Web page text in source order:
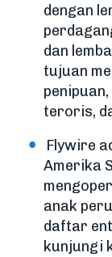
dengan
dan
tujuan
teroris,
Flywire
Amerika
anak
daftar
kunjungi